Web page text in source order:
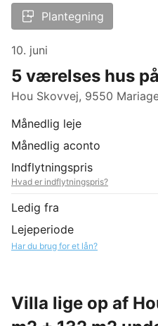
Plantegning
10. juni
5 værelses hus
Hou Skovvej, 9550
Månedlig leje
Månedlig aconto
Indflytningspris
Hvad er indflytningspris?
Ledig fra
Lejeperiode
Har du brug for et lån?
Villa lige op af